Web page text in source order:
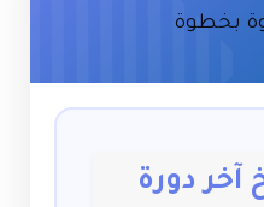
بخطوة
آخر دورة